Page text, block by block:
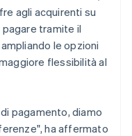
agli acquirenti su
tramite il
le opzioni
flessibilità al
pagamento, diamo
ha affermato